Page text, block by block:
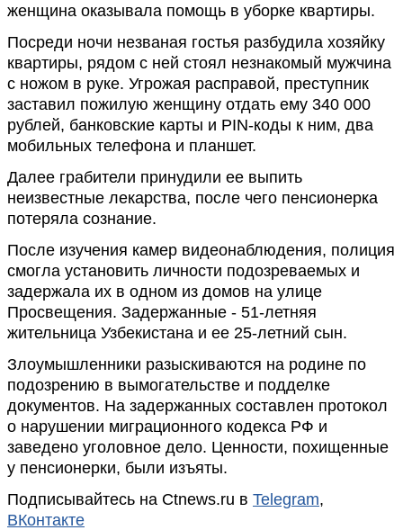
женщина оказывала помощь в уборке квартиры.
Посреди ночи незваная гостья разбудила хозяйку
квартиры, рядом с ней стоял незнакомый мужчина
с ножом в руке. Угрожая расправой, преступник
заставил пожилую женщину отдать ему 340 000
рублей, банковские карты и PIN-коды к ним, два
мобильных телефона и планшет.
Далее грабители принудили ее выпить
неизвестные лекарства, после чего пенсионерка
потеряла сознание.
После изучения камер видеонаблюдения, полиция
смогла установить личности подозреваемых и
задержала их в одном из домов на улице
Просвещения. Задержанные - 51-летняя
жительница Узбекистана и ее 25-летний сын.
Злоумышленники разыскиваются на родине по
подозрению в вымогательстве и подделке
документов. На задержанных составлен протокол
о нарушении миграционного кодекса РФ и
заведено уголовное дело. Ценности, похищенные
у пенсионерки, были изъяты.
Подписывайтесь на Ctnews.ru в Telegram,
ВКонтакте